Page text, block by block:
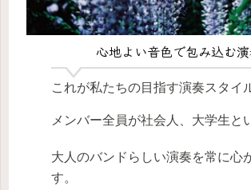
心地よい音色で包み込む
これが私たちの目指す演奏スタイ
メンバー全員が社会人、大学生と
大人のバンドらしい演奏を常に心
す。